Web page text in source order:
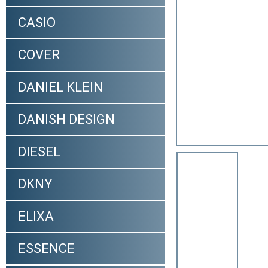
CASIO
COVER
DANIEL KLEIN
DANISH DESIGN
DIESEL
DKNY
ELIXA
ESSENCE